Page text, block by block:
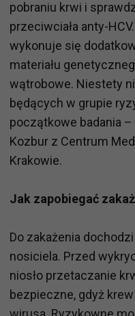
pobraniu krwi i
przeciwciała anty-
wykonuje się
materiału
wątrobowe. Niestety
będących w grupie
początkowe badania
Kozbur z Centrum
Krakowie.
Jak zapobiegać
Do zakażenia
nosiciela. Przed
niosło przetaczanie
bezpieczne, gdyż